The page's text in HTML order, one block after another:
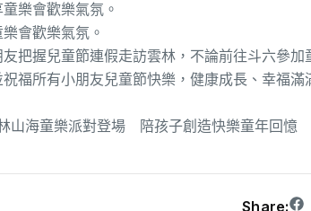
會歡樂氣氛。
把握兒童節連假走訪雲林，不論前往斗六參
福所有小朋友兒童節快樂，健康成長、幸福滿
山海童樂派對登場 陪孩子創造快樂童年回憶
Share: